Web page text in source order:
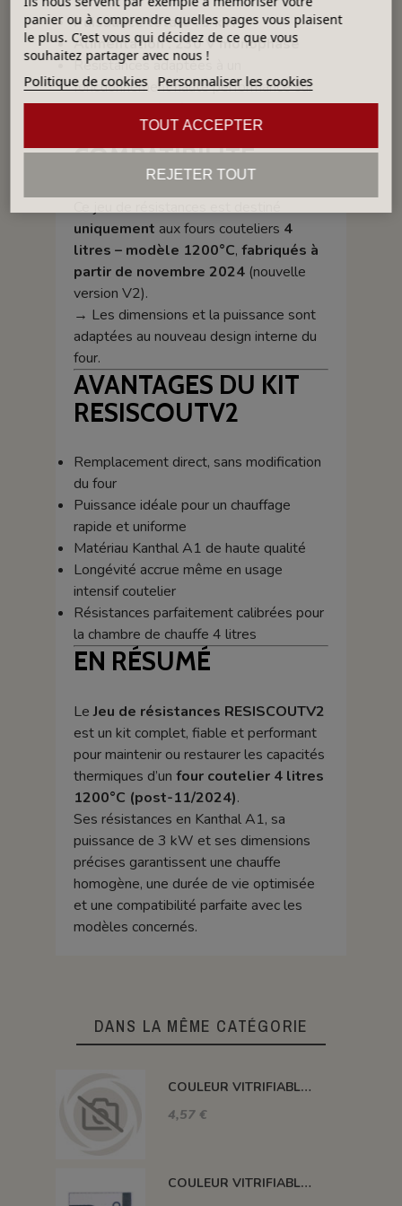
Puissance totale : 3 kW
Alimentation : 230 V monophasé
Résistances adaptées à un
fonctionnement haute performance sur
petit volume (4 L), optimisant
l'homogénéité thermique du four.
COMPATIBILITÉ
uniquement aux fours couteliers 4
litres – modèle 1200°C, fabriqués à
partir de novembre 2024(nouvelle
version V2).
→ Les dimensions et la puissance sont
adaptées au nouveau design interne du
four.
AVANTAGES DU KIT
RESISCOUTV2
Remplacement direct, sans modification
du four
Puissance idéale pour un chauffage
rapide et uniforme
Matériau Kanthal A1 de haute qualité
Longévité accrue même en usage
intensif coutelier
Résistances parfaitement calibrées pour
la chambre de chauffe 4 litres
EN RÉSUMÉ
LeJeu de résistances RESISCOUTV2
est un kit complet, fiable et performant
pour maintenir ou restaurer les capacités
thermiques d’un four coutelier 4 litres
1200°C (post-11/2024).
Ses résistances en Kanthal A1, sa
puissance de 3 kW et ses dimensions
précises garantissent une chauffe
homogène, une durée de vie optimisée
et une compatibilité parfaite avec les
modèles concernés.
DANS LA MÊME CATÉGORIE
COULEUR VITRIFIABLE DÉCOR SANS PLOMB JAUNE VA105
4,57 €
COULEUR VITRIFIABLE DÉCOR SANS PLOMB GRIS VA116
panier ou à comprendre quelles pages vous plaisent
le plus. C'est vous qui décidez de ce que vous
souhaitez partager avec nous !
Politique de cookies Personnaliser les cookies
REJETER TOUT
TOUT ACCEPTER